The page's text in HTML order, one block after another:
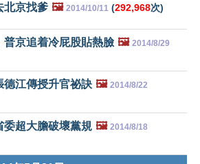
北京找爹 🖼️ 2014/10/11 (292,968次)
普京追着冷屁股貼熱臉 🖼️ 2014/8/29
德江傳授升官祕訣 🖼️ 2014/8/22
委超大膽破壞黨規 🖼️ 2014/8/18